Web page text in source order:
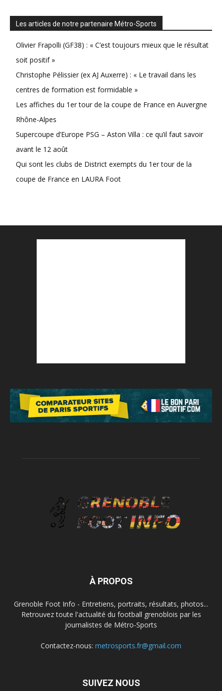
Les articles de notre partenaire Métro-Sports
Olivier Frapolli (GF38) : « C’est toujours mieux que le résultat
soit positif »
Christophe Pélissier (ex AJ Auxerre) : « Le travail dans les
centres de formation est formidable »
Les affiches du 1er tour de la coupe de France en Auvergne
Rhône-Alpes
Supercoupe d’Europe PSG – Aston Villa : ce qu’il faut savoir
avant le 12 août
Qui sont les clubs de District exempts du 1er tour de la
coupe de France en LAURA Foot
À PROPOS
Grenoble Foot Info - Entretiens, portraits, résultats, photos...
Retrouvez toute l'actualité du football grenoblois par les
journalistes de Métro-Sports
Contactez-nous: metrosports.fr@gmail.com
SUIVEZ NOUS